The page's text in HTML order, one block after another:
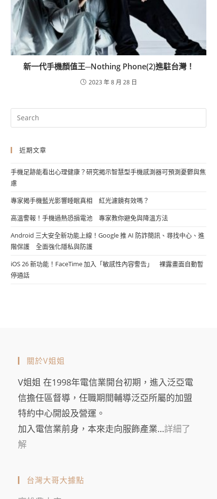
新一代手機顏值王─Nothing Phone(2)進駐台灣！
2023 年 8 月 28 日
近期文章
手機足跡能看出心理健康？研究揭示智慧型手機感測器可預測憂鬱與焦
慮
專家揭手機藍光影響睡眠真相 紅光濾鏡有效嗎？
高溫警報！手機過熱恐損電池 專家教你避免與降溫方法
Android 三大安全新功能上線！Google 推 AI 防詐簡訊、尋找中心、進
階保護 全面強化隱私與防護
iOS 26 新功能！FaceTime 加入「敏感性內容警告」 裸露畫面自動暫
停通話
關於V姐姐
V姐姐 在1998年電信業開台初期，進入泛亞電
信擔任區督導，任職期間輔導泛亞所屬的加盟
特約中心開設及營運。
加入電信業前身，本來走向服飾產業…詳細了
解
台灣大哥大據點